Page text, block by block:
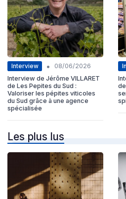
Interview •
08/06/2026
Interview de Jérôme VILLARET
de Les Pepites du Sud :
Valoriser les pépites viticoles
du Sud grâce à une agence
spécialisée
Les plus lus